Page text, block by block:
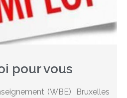
pour vous
(WBE) Bruxelles